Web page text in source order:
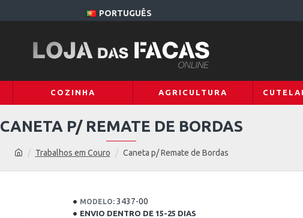
PORTUGUÊS
COZINHA AGRICULTURA
Trabalhos em Couro Caneta p/ Remate de Bordas
CANETA P/ REMATE DE BORDAS
MODELO: 3437-00
ENVIO DENTRO DE 15-25 DIAS